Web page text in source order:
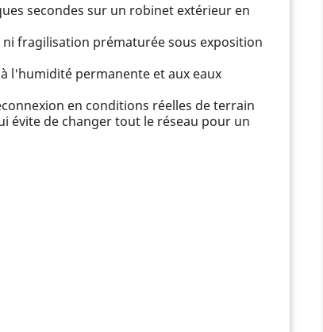
secondes sur un robinet extérieur en
fragilisation prématurée sous exposition
l'humidité permanente et aux eaux
en conditions réelles de terrain
évite de changer tout le réseau pour un